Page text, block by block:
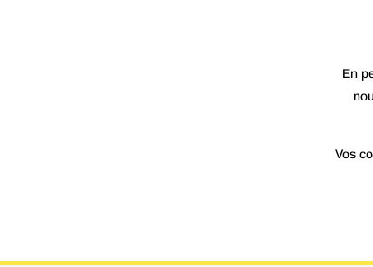
En
Vos